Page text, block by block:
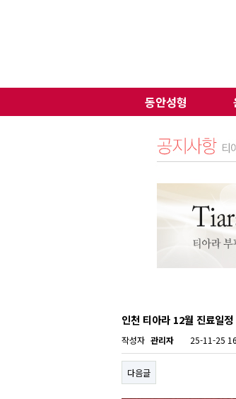
동안성형
인천 티아라 12월 진료일정
작성자 관리자 25-11-25
다음글